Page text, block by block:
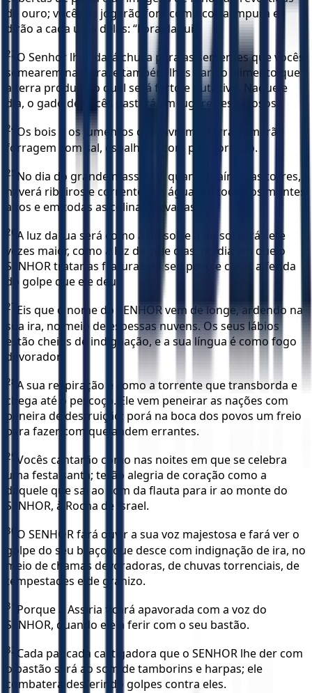
de ouro; vocês as jogarão fora como coisa impura e
dirão a cada uma delas: “Fora daqui!”
23 O Senhor lhes dará chuva para as sementes que vocês
semearem na terra, e também lhes dará o alimento que
a terra produzir, o qual será farto e nutritivo. Naquele
dia, o gado de vocês pastará em lugares espaçosos.
24 Os bois e os jumentos que lavram a terra comerão
forragem com sal, espalhada com pá e forcado.
25 No dia do grande massacre, quando caírem as torres,
haverá ribeiros e correntes de água em todos os montes
altos e em todas as colinas elevadas.
26 A luz da lua será como a do sol, e a do sol será sete
vezes maior, como a luz de sete dias, no dia em que o
SENHOR tratar as fraturas do seu povo e curar a ferida
do golpe que ele deu.
27 Eis que o nome do SENHOR vem de longe, ardendo na
sua ira, no meio de espessas nuvens. Os seus lábios
estão cheios de indignação, e a sua língua é como fogo
devorador.
28 A sua respiração é como a torrente que transborda e
chega até o pescoço. Ele vem peneirar as nações com
peneira de destruição; porá na boca dos povos um freio
para fazer com que andem errantes.
29 Vocês cantarão como nas noites em que se celebra
uma festa santa; terão alegria de coração como a
daquele que sai ao som da flauta para ir ao monte do
SENHOR, à Rocha de Israel.
30 O SENHOR fará ouvir a sua voz majestosa e fará ver o
golpe do seu braço, que desce com indignação de ira, no
meio de chamas devoradoras, de chuvas torrenciais, de
tempestades e de granizo.
31
Porque a Assíria ficará apavorada com a voz do
SENHOR, quando ele a ferir com o seu bastão.
32 Cada pancada castigadora que o SENHOR lhe der com
o bastão será ao som de tamborins e harpas; ele
combaterá desferindo golpes contra eles.